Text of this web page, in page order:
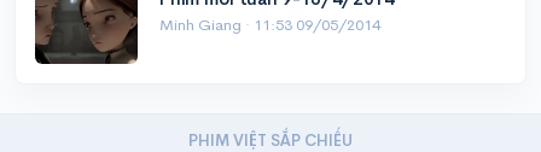
Minh Giang · 11:53 09/05/2014
PHIM VIỆT SẮP CHIẾU